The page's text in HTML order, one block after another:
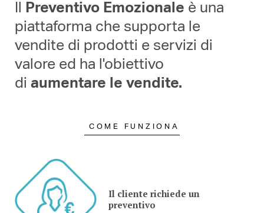
IlPreventivo Emozionaleè una
piattaforma che supporta le
vendite di prodotti e servizi di
valore ed ha l'obiettivo
diaumentare le vendite.
COME FUNZIONA
Il cliente richiede un
preventivo